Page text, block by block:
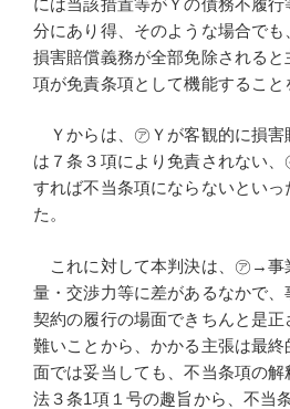
分にあり得、そのような場合でも
損害賠償義務が全部免除される
項が免責条項として機能すること
Ｙからは、㋐Ｙが客観的に損害
は７条３項により免責されない
すれば不当条項にならないといっ
た。
これに対して本判決は、㋐→事
量・交渉力等に差があるなかで、
契約の履行の場面できちんと是
難いことから、かかる主張は最
面では妥当しても、不当条項の
法３条1項１号の趣旨から、不当